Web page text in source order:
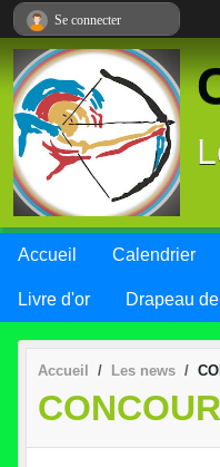
Accueil Calendrier
Livre d'or Drapeau
Accueil Les news
Se connecter
Panneau de gestion des